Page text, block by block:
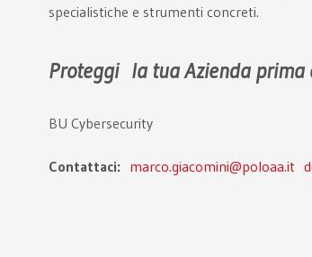
specialistiche e strumenti concreti.
Proteggi la tua Azienda prima
BU Cybersecurity
Contattaci: marco.giacomini@poloaa.it